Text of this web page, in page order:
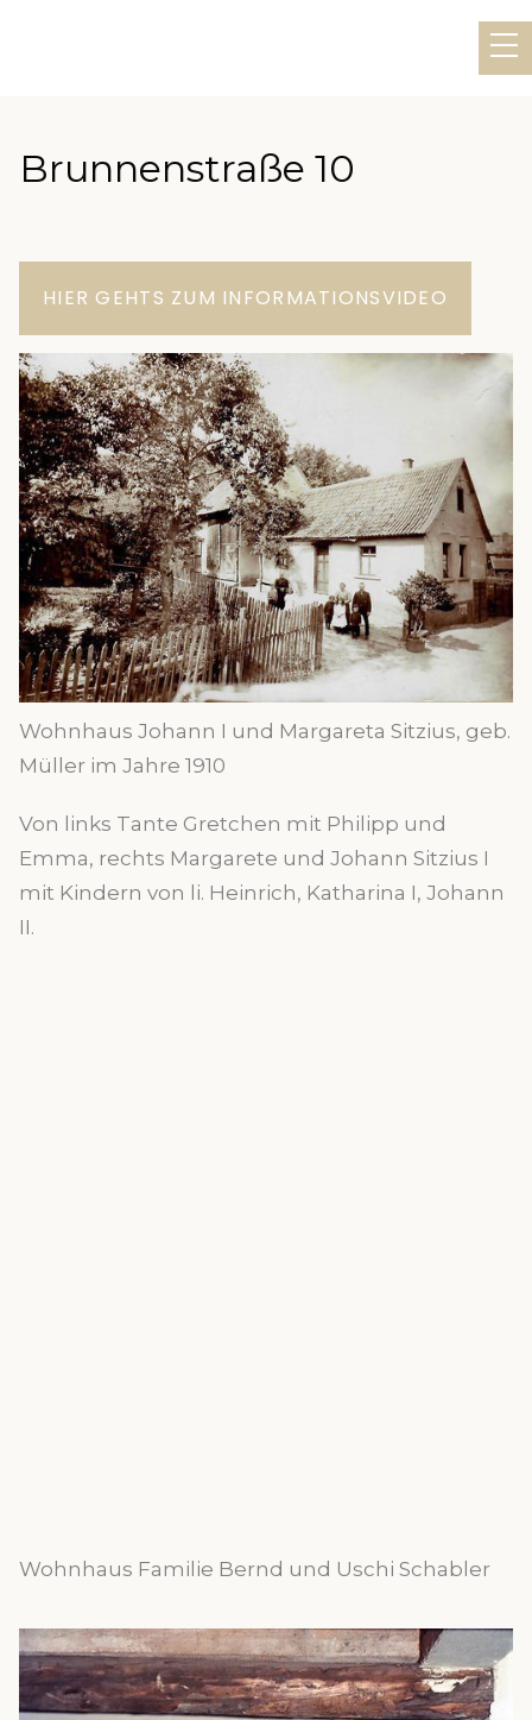
Brunnenstraße 10
HIER GEHTS ZUM INFORMATIONSVIDEO
Wohnhaus Johann I und Margareta Sitzius, geb.
Müller im Jahre 1910
Von links Tante Gretchen mit Philipp und
Emma, rechts Margarete und Johann Sitzius I
mit Kindern von li. Heinrich, Katharina I, Johann
II.
Wohnhaus Familie Bernd und Uschi Schabler